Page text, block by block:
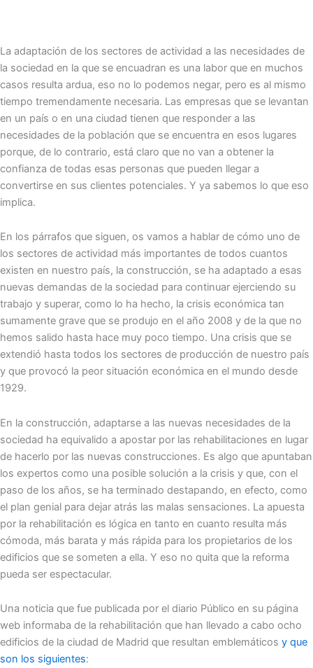
La adaptación de los sectores de actividad a las necesidades de
la sociedad en la que se encuadran es una labor que en muchos
casos resulta ardua, eso no lo podemos negar, pero es al mismo
tiempo tremendamente necesaria. Las empresas que se levantan
en un país o en una ciudad tienen que responder a las
necesidades de la población que se encuentra en esos lugares
porque, de lo contrario, está claro que no van a obtener la
confianza de todas esas personas que pueden llegar a
convertirse en sus clientes potenciales. Y ya sabemos lo que eso
implica.
En los párrafos que siguen, os vamos a hablar de cómo uno de
los sectores de actividad más importantes de todos cuantos
existen en nuestro país, la construcción, se ha adaptado a esas
nuevas demandas de la sociedad para continuar ejerciendo su
trabajo y superar, como lo ha hecho, la crisis económica tan
sumamente grave que se produjo en el año 2008 y de la que no
hemos salido hasta hace muy poco tiempo. Una crisis que se
extendió hasta todos los sectores de producción de nuestro país
y que provocó la peor situación económica en el mundo desde
1929.
En la construcción, adaptarse a las nuevas necesidades de la
sociedad ha equivalido a apostar por las rehabilitaciones en lugar
de hacerlo por las nuevas construcciones. Es algo que apuntaban
los expertos como una posible solución a la crisis y que, con el
paso de los años, se ha terminado destapando, en efecto, como
el plan genial para dejar atrás las malas sensaciones. La apuesta
por la rehabilitación es lógica en tanto en cuanto resulta más
cómoda, más barata y más rápida para los propietarios de los
edificios que se someten a ella. Y eso no quita que la reforma
pueda ser espectacular.
Una noticia que fue publicada por el diario Público en su página
web informaba de la rehabilitación que han llevado a cabo ocho
edificios de la ciudad de Madrid que resultan emblemáticos y que
son los siguientes: